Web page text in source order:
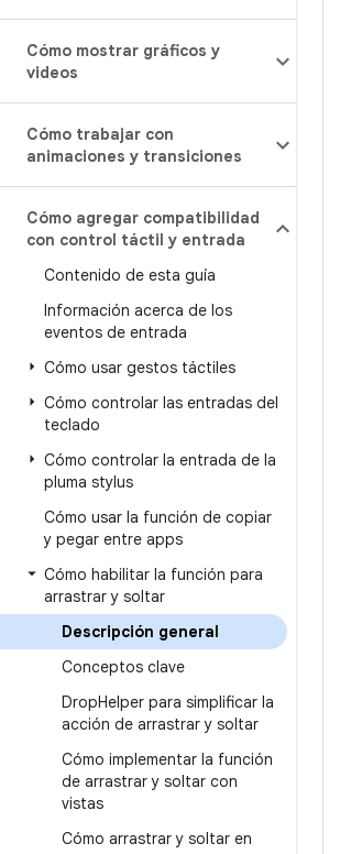
Cómo mostrar gráficos y
videos
Cómo trabajar con
animaciones y transiciones
Cómo agregar compatibilidad
con control táctil y entrada
Contenido de esta guía
Información acerca de los
eventos de entrada
Cómo usar gestos táctiles
Cómo controlar las entradas del
teclado
Cómo controlar la entrada de la
pluma stylus
Cómo usar la función de copiar
y pegar entre apps
Cómo habilitar la función para
arrastrar y soltar
Descripción general
Conceptos clave
DropHelper para simplificar la
acción de arrastrar y soltar
Cómo implementar la función
de arrastrar y soltar con
vistas
Cómo arrastrar y soltar en